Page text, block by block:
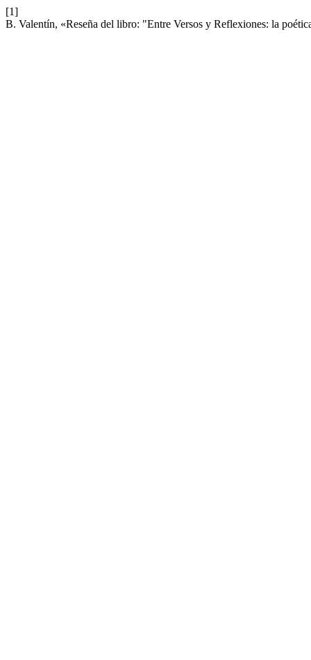
[1]
B. Valentín, «Reseña del libro: "Entre Versos y Reflexiones: la